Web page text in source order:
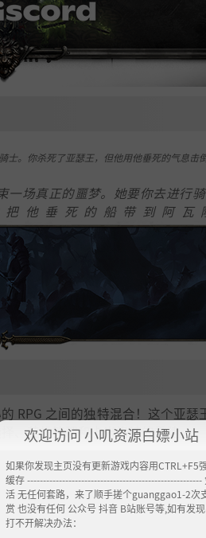
士。你杀死了亚瑟王，但他用他垂死的气息
一场真正的噩梦。她要你去进行
他垂死的船带到阿瓦
RPG 之间的独特混合！这个亚
、英雄管理和卡米洛特的重建。
欢迎访问 小叽资源白嫖小站
如果你发现主页没有更新游戏内容用
缓存
活 无任何套路，来了顺手搓个guanggao1-2次
赏 也没有任何 公众号 抖音 B站账号等,如有发
打不开解决办法：